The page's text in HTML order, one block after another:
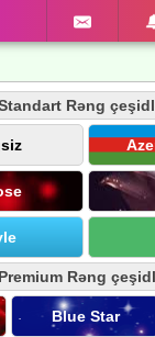
Rəng
Premium Rəng
Blue Star